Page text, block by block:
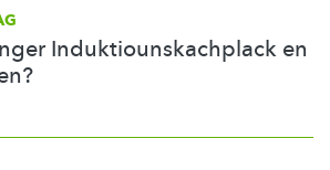
Induktiounskachplack en